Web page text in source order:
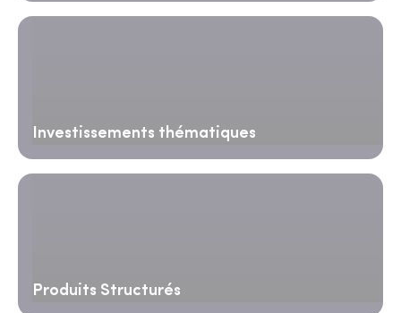
Investissements thématiques
Produits Structurés